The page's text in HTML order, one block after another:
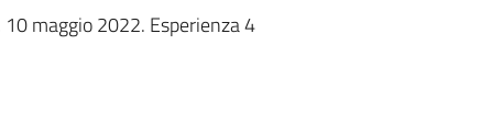
maggio 2022. Esperienza 4